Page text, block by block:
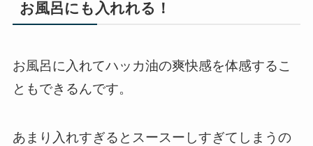
お風呂にも入れれる！
お風呂に入れてハッカ油の爽快感を体感するこ
ともできるんです。
あまり入れすぎるとスースーしすぎてしまうの